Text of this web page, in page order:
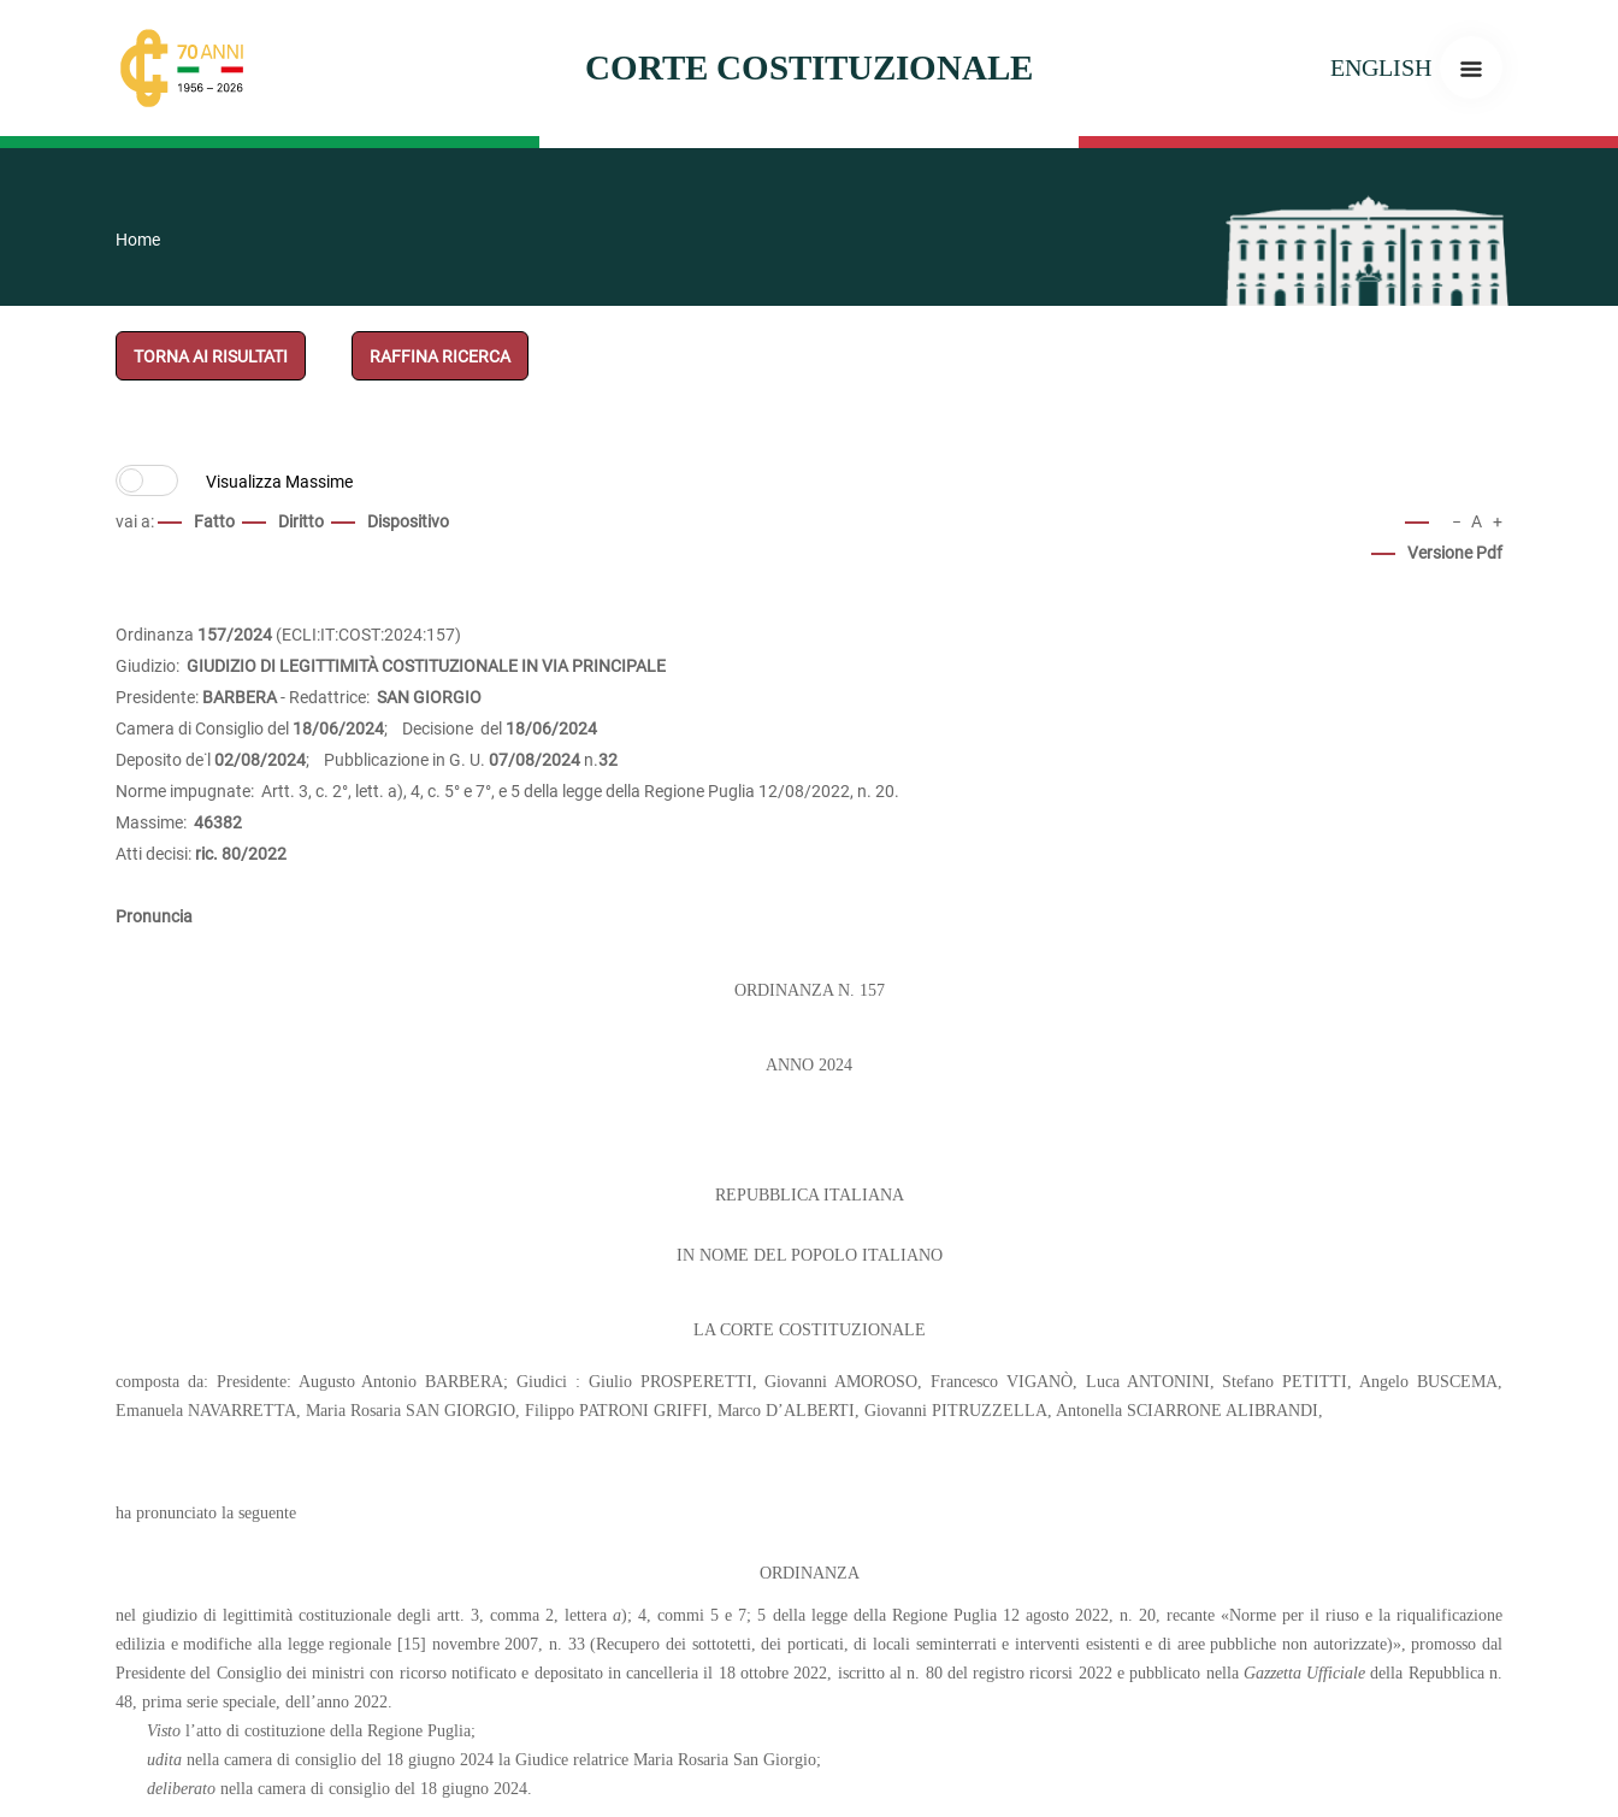
CORTE COSTITUZIONALE ENGLISH
Home
TORNA AI RISULTATI RAFFINA RICERCA
vai a: Fatto Diritto Dispositivo − A +
Versione Pdf
Ordinanza 157/2024 (ECLI:IT:COST:2024:157)
Giudizio: GIUDIZIO DI LEGITTIMITÀ COSTITUZIONALE IN VIA PRINCIPALE
Presidente: BARBERA- Redattrice: SAN GIORGIO
Camera di Consiglio del 18/06/2024; Decisione del 18/06/2024
Deposito de˙l 02/08/2024; Pubblicazione in G. U. 07/08/2024 n.32
Norme impugnate: Artt. 3, c. 2°, lett. a), 4, c. 5° e 7°, e 5 della legge della Regione Puglia 12/08/2022, n. 20.
Massime: 46382
Atti decisi: ric. 80/2022
Pronuncia
ORDINANZA N. 157
ANNO 2024
REPUBBLICA ITALIANA
IN NOME DEL POPOLO ITALIANO
LA CORTE COSTITUZIONALE
composta da: Presidente: Augusto Antonio BARBERA; Giudici : Giulio PROSPERETTI, Giovanni AMOROSO, Francesco VIGANÒ, Luca ANTONINI, Stefano PETITTI, Angelo BUSCEMA,
Emanuela NAVARRETTA, Maria Rosaria SAN GIORGIO, Filippo PATRONI GRIFFI, Marco D’ALBERTI, Giovanni PITRUZZELLA, Antonella SCIARRONE ALIBRANDI,
ha pronunciato la seguente
ORDINANZA
nel giudizio di legittimità costituzionale degli artt. 3, comma 2, letteraa); 4, commi 5 e 7; 5 della legge della Regione Puglia 12 agosto 2022, n. 20, recante «Norme per il riuso e la riqualificazione
edilizia e modifiche alla legge regionale [15] novembre 2007, n. 33 (Recupero dei sottotetti, dei porticati, di locali seminterrati e interventi esistenti e di aree pubbliche non autorizzate)», promosso dal
Presidente del Consiglio dei ministri con ricorso notificato e depositato in cancelleria il 18 ottobre 2022, iscritto al n. 80 del registro ricorsi 2022 e pubblicato nella Gazzetta Ufficiale della Repubblica n.
48, prima serie speciale, dell’anno 2022.
Visto l’atto di costituzione della Regione Puglia;
udita nella camera di consiglio del 18 giugno 2024 la Giudice relatrice Maria Rosaria San Giorgio;
deliberato nella camera di consiglio del 18 giugno 2024.